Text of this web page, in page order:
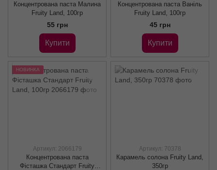
Концентрована паста Малина
Fruity Land, 100гр
55 грн
Купити
Концентрована паста Ваніль
Fruity Land, 100гр
45 грн
Купити
НОВИНКА
Артикул: 2066179
Концентрована паста
Фісташка Стандарт Fruity
Артикул: 70378
Карамель солона Fruity Land,
350гр